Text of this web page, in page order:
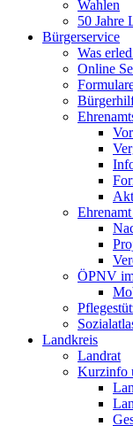
Wahlen
50 Jahre
Bürgerservice
Was
Online
ÖPNV
Landkreis
Landrat
Kurzinfo